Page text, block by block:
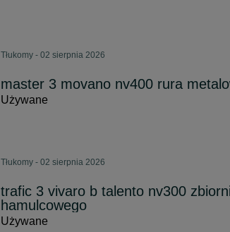
Tłukomy - 02 sierpnia 2026
master 3 movano nv400 rura
Używane
Tłukomy - 02 sierpnia 2026
trafic 3 vivaro b talento nv300
hamulcowego
Używane